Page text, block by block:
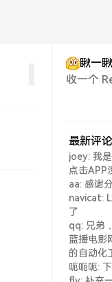
瞅一
收一个
最新评论
joey: 我
点击APP
aa: 感谢
navicat:
了
qq: 兄弟
蓝播电影
的自动化
呃呃呃: